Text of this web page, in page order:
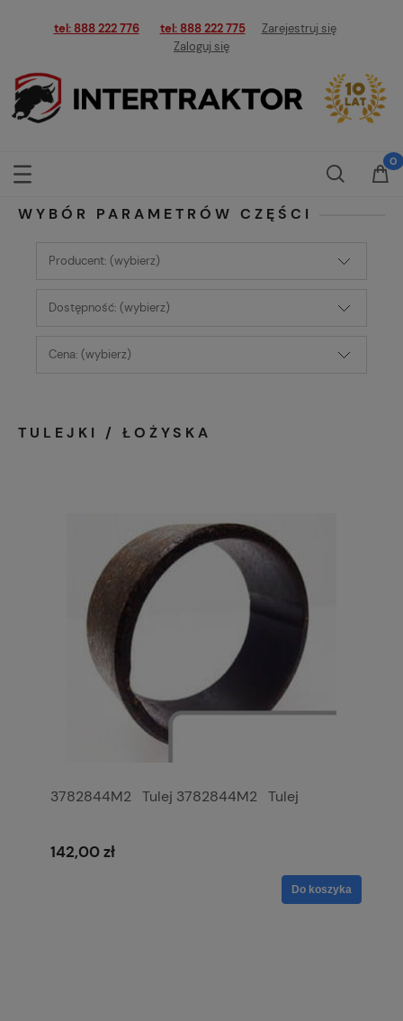
tel: 888 222 776 tel: 888 222 775
Zarejestruj się
Zaloguj się
WYBÓR PARAMETRÓW CZĘŚCI
Producent: (wybierz)
Dostępność: (wybierz)
Cena: (wybierz)
TULEJKI / ŁOŻYSKA
3782844M2 Tulej 3782844M2 Tulej
142,00 zł
Do koszyka